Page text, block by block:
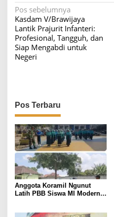
N
a
v
i
i
p
o
s
Pos sebelumnya
Kasdam V/Brawijaya
Lantik Prajurit Infanteri:
Profesional, Tangguh, dan
Siap Mengabdi untuk
Negeri
Pos Terbaru
Anggota Koramil Ngunut
Latih PBB Siswa MI Modern